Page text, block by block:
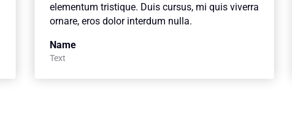
elementum tristique. Duis cursus, mi quis viverra
ornare, eros dolor interdum nulla.
Name
Text